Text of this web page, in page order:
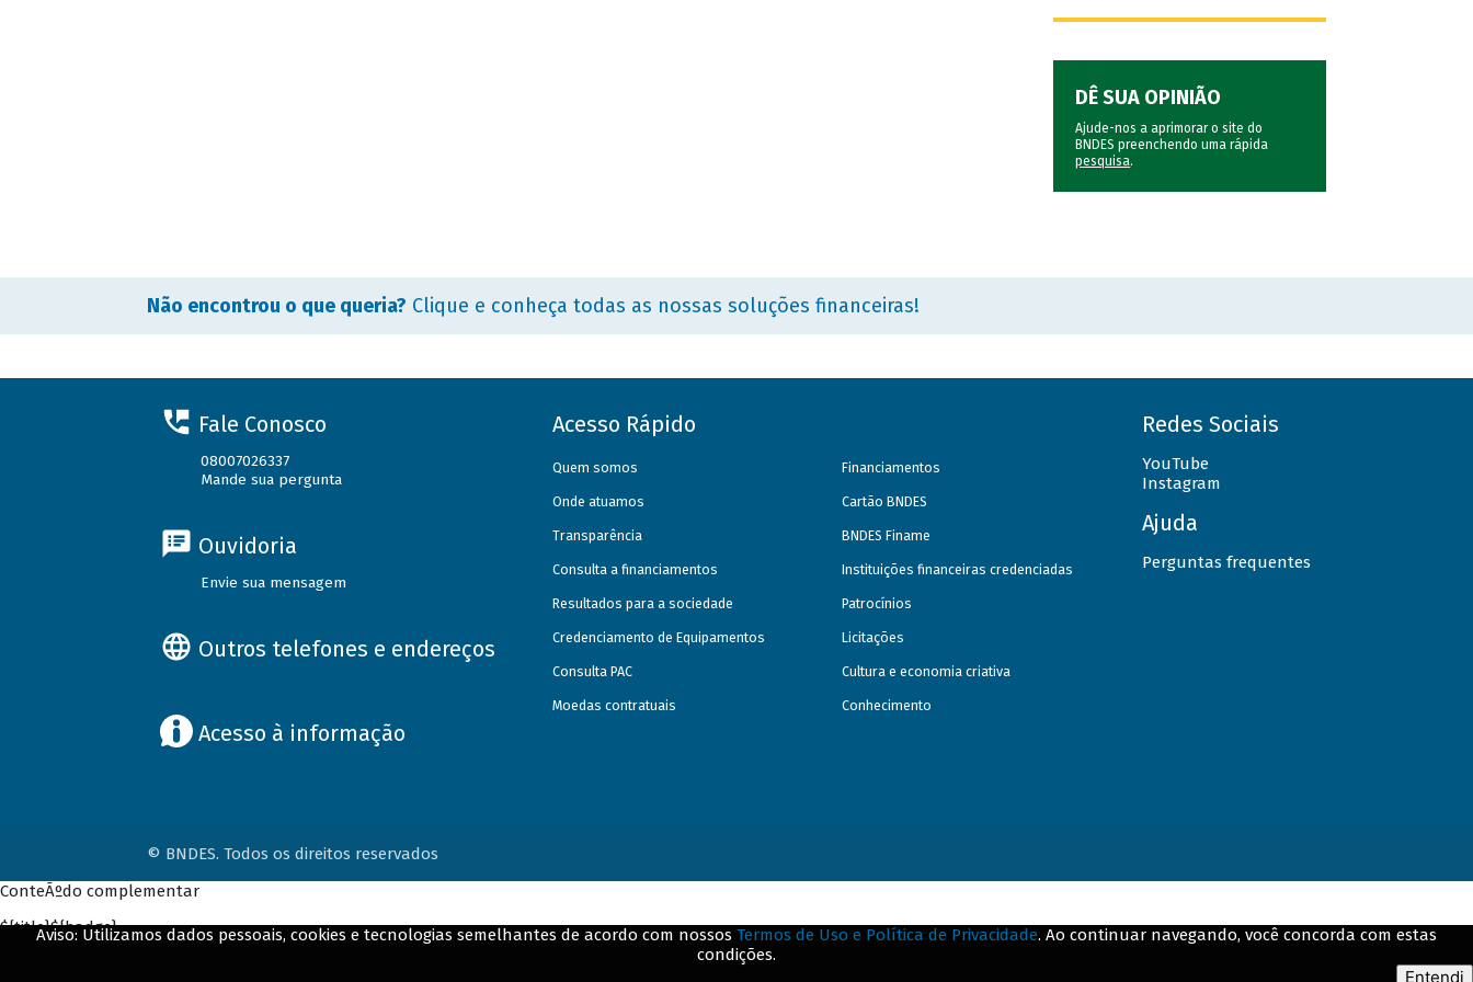
DÊ SUA OPINIÃO
Ajude-nos a aprimorar o site do
BNDES preenchendo uma rápida
pesquisa.
Não encontrou o que queria? Clique e conheça todas as nossas soluções financeiras!
Fale Conosco
08007026337
Mande sua pergunta
Ouvidoria
Envie sua mensagem
Outros telefones e endereços
Acesso à informação
Acesso Rápido
Quem somos
Onde atuamos
Transparência
Consulta a financiamentos
Resultados para a sociedade
Credenciamento de Equipamentos
Consulta PAC
Moedas contratuais
Financiamentos
Cartão BNDES
BNDES Finame
Instituições financeiras credenciadas
Patrocínios
Licitações
Cultura e economia criativa
Conhecimento
Redes Sociais
YouTube
Instagram
Ajuda
Perguntas frequentes
© BNDES. Todos os direitos reservados
Aviso: Utilizamos dados pessoais, cookies e tecnologias semelhantes de acordo com nossos Termos de Uso e Política de Privacidade. Ao continuar navegando, você concorda com estas
condições.
Entendi
ConteÃºdo complementar
${title}${badge}